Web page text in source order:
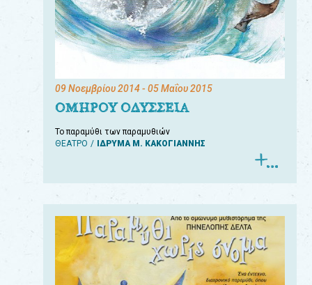
09 Νοεμβρίου 2014- 05 Μαΐου 2015
ΟΜΗΡΟΥ ΟΔΥΣΣΕΙΑ
Το παραμύθι των παραμυθιών
ΘΕΑΤΡΟ
ΙΔΡΥΜΑ Μ. ΚΑΚΟΓΙΑΝΝΗΣ